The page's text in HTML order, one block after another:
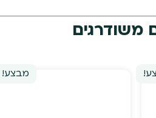
משודרגים
מבצע!